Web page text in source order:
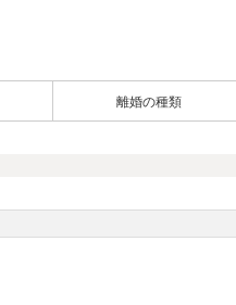
離婚の種類